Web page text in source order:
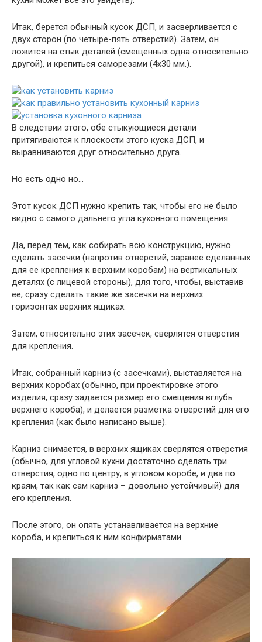
Итак, берется обычный кусок ДСП, и засверливается с
двух сторон (по четыре-пять отверстий). Затем, он
ложится на стык деталей (смещенных одна относительно
другой), и крепиться саморезами (4х30 мм.).
В следствии этого, обе стыкующиеся детали
притягиваются к плоскости этого куска ДСП, и
выравниваются друг относительно друга.
Но есть одно но…
Этот кусок ДСП нужно крепить так, чтобы его не было
видно с самого дальнего угла кухонного помещения.
Да, перед тем, как собирать всю конструкцию, нужно
сделать засечки (напротив отверстий, заранее сделанных
для ее крепления к верхним коробам) на вертикальных
деталях (с лицевой стороны), для того, чтобы, выставив
ее, сразу сделать такие же засечки на верхних
горизонтах верхних ящиках.
Затем, относительно этих засечек, сверлятся отверстия
для крепления.
Итак, собранный карниз (с засечками), выставляется на
верхних коробах (обычно, при проектировке этого
изделия, сразу задается размер его смещения вглубь
верхнего короба), и делается разметка отверстий для его
крепления (как было написано выше).
Карниз снимается, в верхних ящиках сверлятся отверстия
(обычно, для угловой кухни достаточно сделать три
отверстия, одно по центру, в угловом коробе, и два по
краям, так как сам карниз – довольно устойчивый) для
его крепления.
После этого, он опять устанавливается на верхние
короба, и крепиться к ним конфирматами.